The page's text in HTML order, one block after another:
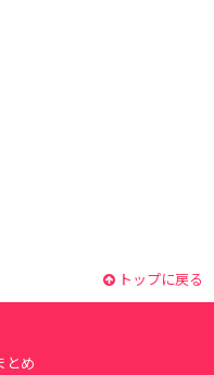
トップに戻る
とめ